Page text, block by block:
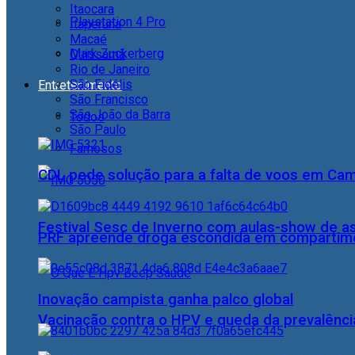
Playstation 4 Pro
Mark Zuckerberg
Entretenimento
Todos
Famosos
Festival Sesc de Inverno com aulas-show de
Vacinação contra o HPV e queda da
Itaocara
Itaperuna
Macaé
Quissamã
Rio de Janeiro
São Fidélis
São Francisco
São João da Barra
São Paulo
CDL pede solução para a falta de voos em
PRF apreende droga escondida em
Inovação campista ganha palco global